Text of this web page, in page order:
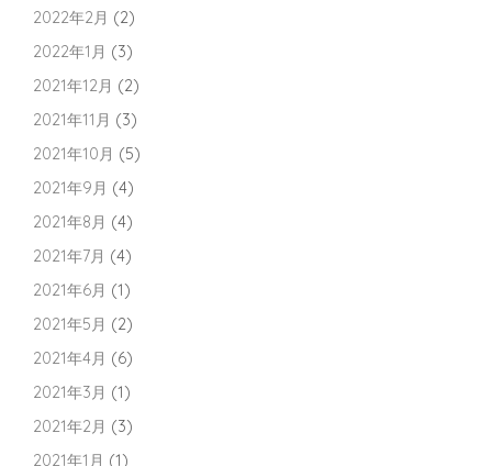
2022年2月 (2)
2022年1月 (3)
2021年12月 (2)
2021年11月 (3)
2021年10月 (5)
2021年9月 (4)
2021年8月 (4)
2021年7月 (4)
2021年6月 (1)
2021年5月 (2)
2021年4月 (6)
2021年3月 (1)
2021年2月 (3)
2021年1月 (1)